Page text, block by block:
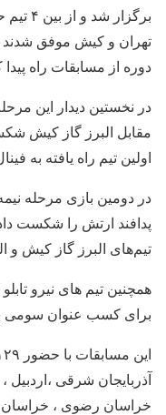
تهران و کیش موفق شدند
دوره از مسابقات راه پیدا
مقابل البرز گاز کیش
اولین تیم راه یافته به
پدافند ارتش را شکست
تیم‌های البرز گاز کیش و
همچنین تیم های نیرو
برای کسب عنوان سومی
آذربایجان شرقی ،اردبیل
خراسان رضوی ، خراسان